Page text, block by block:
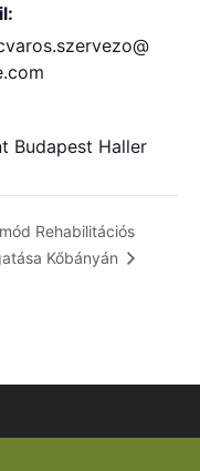
Budapest Haller
Rehabilitációs
Kőbányán